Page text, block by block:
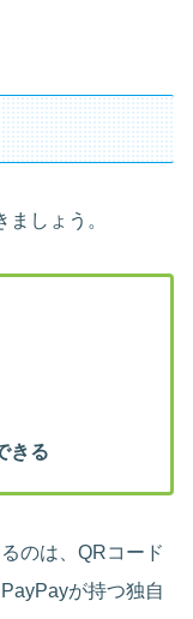
しょう。
きる
のは、QRコード
が持つ独自